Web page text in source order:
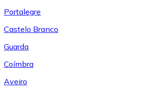
Portalegre
Castelo Branco
Guarda
Coímbra
Aveiro